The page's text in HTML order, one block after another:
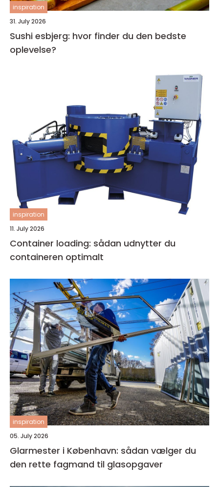
inspiration
31. July 2026
Sushi esbjerg: hvor finder du den bedste
oplevelse?
inspiration
11. July 2026
Container loading: sådan udnytter du
containeren optimalt
inspiration
05. July 2026
Glarmester i København: sådan vælger du
den rette fagmand til glasopgaver